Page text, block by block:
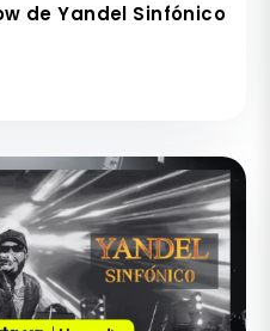
de Yandel Sinfónico